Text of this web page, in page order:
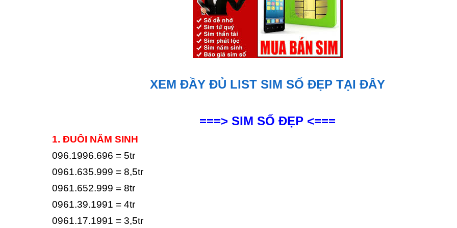
XEM ĐẦY ĐỦ LIST SIM SỐ ĐẸP TẠI ĐÂY
===> SIM SỐ ĐẸP <===
1. ĐUÔI NĂM SINH
096.1996.696 = 5tr
0961.635.999 = 8,5tr
0961.652.999 = 8tr
0961.39.1991 = 4tr
0961.17.1991 = 3,5tr